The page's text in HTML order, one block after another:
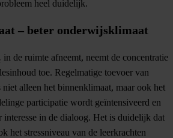
heel duidelijk.
– beter onderwijsklimaat
de ruimte afneemt, neemt de concentratie
toe. Regelmatige toevoer van
niet alleen het binnenklimaat, maar ook het
participatie wordt geïntensiveerd en
interesse in de dialoog. Het is duidelijk dat
het stressniveau van de leerkrachten